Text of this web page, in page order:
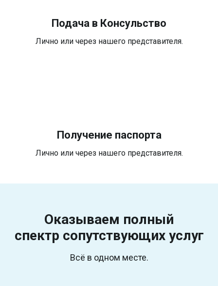
Подача в Консульство
Лично или через нашего представителя.
Получение паспорта
Лично или через нашего представителя.
Оказываем полный
спектр сопутствующих услуг
Всё в одном месте.